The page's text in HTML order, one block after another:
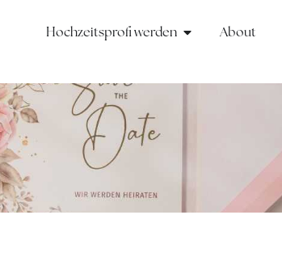
Hochzeitsprofi werden About